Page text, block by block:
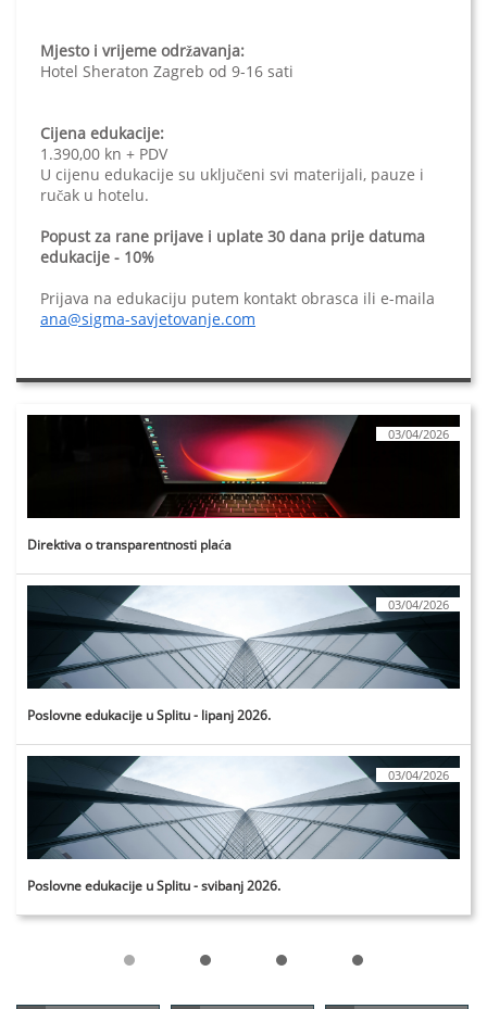
Mjesto i vrijeme održavanja:
Hotel Sheraton Zagreb od 9-16 sati
Cijena edukacije:
1.390,00 kn + PDV
U cijenu edukacije su uključeni svi materijali, pauze i
ručak u hotelu.
Popust za rane prijave i uplate 30 dana prije datuma
edukacije - 10%
Prijava na edukaciju putem kontakt obrasca ili e-maila
ana@sigma-savjetovanje.com
Direktiva o transparentnosti plaća
03/04/2026
Poslovne edukacije u Splitu - lipanj 2026.
03/04/2026
Poslovne edukacije u Splitu - svibanj 2026.
03/04/2026